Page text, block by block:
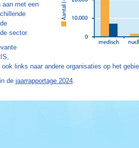
aan met een
sector.
links naar andere organisaties op het
de jaarrapportage 2024.